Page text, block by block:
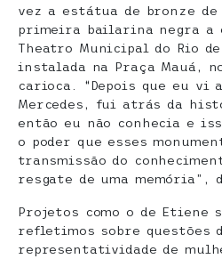
vez a estátua de bronze
primeira bailarina negra a
Theatro Municipal do Rio
instalada na Praça Mauá,
carioca. “Depois que eu vi
Mercedes, fui atrás da
então eu não conhecia e
o poder que esses
transmissão do
resgate de uma memória”,
Projetos como o de Etiene
refletimos sobre questões
representatividade de